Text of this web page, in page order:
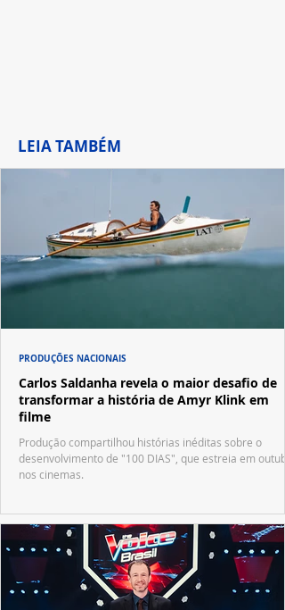
LEIA TAMBÉM
Carlos Saldanha revela o maior desafio de
transformar a história de Amyr Klink em
filme
Produção compartilhou histórias inéditas sobre o
desenvolvimento de "100 DIAS", que estreia em
nos cinemas.
PRODUÇÕES NACIONAIS